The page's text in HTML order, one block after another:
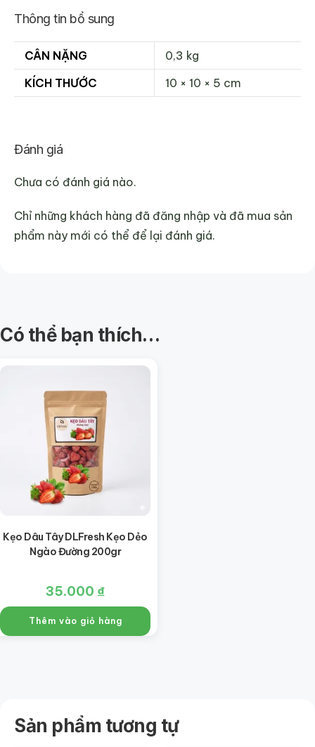
Thông tin bổ sung
CÂN NẶNG
0,3 kg
KÍCH THƯỚC
10 × 10 × 5 cm
Đánh giá
Chưa có đánh giá nào.
Chỉ những khách hàng đã đăng nhập và đã mua sản
phẩm này mới có thể để lại đánh giá.
Có thể bạn thích…
Kẹo Dâu Tây DLFresh Kẹo Dẻo
Ngào Đường 200gr
35.000 ₫
Thêm vào giỏ hàng
Sản phẩm tương tự